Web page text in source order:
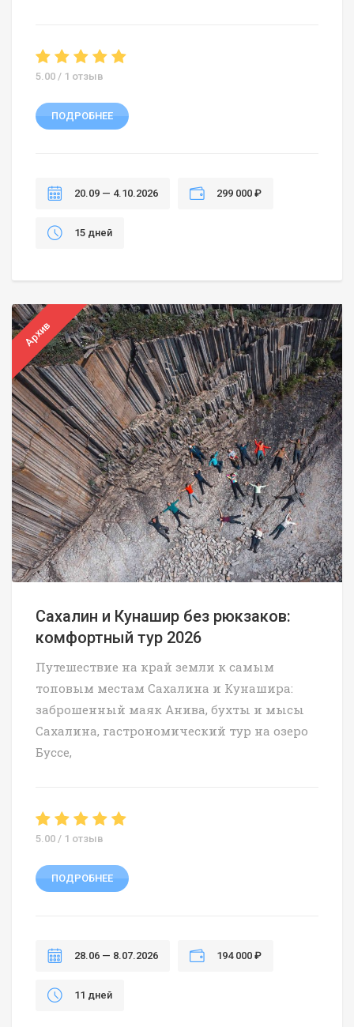
5.00 / 1 отзыв
ПОДРОБНЕЕ
20.09 — 4.10.2026 299 000 ₽
15 дней
Архив
Сахалин и Кунашир без рюкзаков:
комфортный тур 2026
Путешествие на край земли к самым
топовым местам Сахалина и Кунашира:
заброшенный маяк Анива, бухты и мысы
Сахалина, гастрономический тур на озеро
Буссе,
5.00 / 1 отзыв
ПОДРОБНЕЕ
28.06 — 8.07.2026 194 000 ₽
11 дней